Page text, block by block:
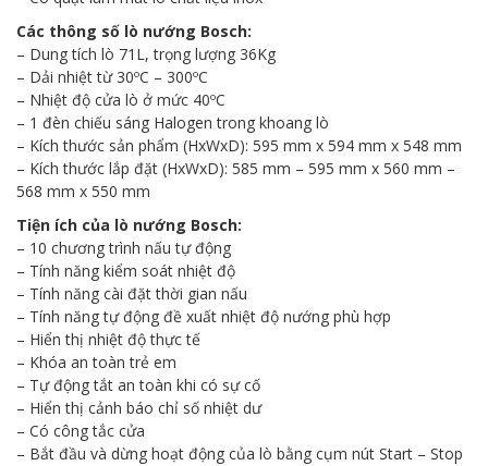
Các thông số lò nướng Bosch:
– Dung tích lò 71L, trọng lượng 36Kg
– Dải nhiệt từ 30ºC – 300ºC
– Nhiệt độ cửa lò ở mức 40ºC
– 1 đèn chiếu sáng Halogen trong khoang lò
– Kích thước sản phẩm (HxWxD): 595 mm x 594 mm x 548 mm
– Kích thước lắp đặt (HxWxD): 585 mm – 595 mm x 560 mm –
568 mm x 550 mm
Tiện ích của lò nướng Bosch:
– 10 chương trình nấu tự động
– Tính năng kiểm soát nhiệt độ
– Tính năng cài đặt thời gian nấu
– Tính năng tự động đề xuất nhiệt độ nướng phù hợp
– Hiển thị nhiệt độ thực tế
– Khóa an toàn trẻ em
– Tự động tắt an toàn khi có sự cố
– Hiển thị cảnh báo chỉ số nhiệt dư
– Có công tắc cửa
– Bắt đầu và dừng hoạt động của lò bằng cụm nút Start – Stop